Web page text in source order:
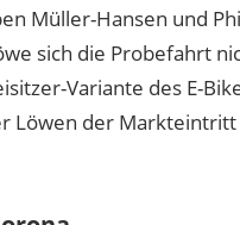
Müller-Hansen und
sich die Probefahrt
Variante des E-
Löwen der